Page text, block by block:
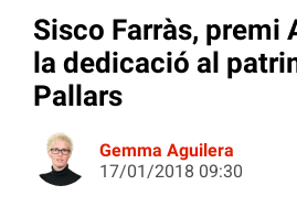
Sisco Farràs, premi
la dedicació al
Pallars
Gemma Aguilera
17/01/2018 09:30